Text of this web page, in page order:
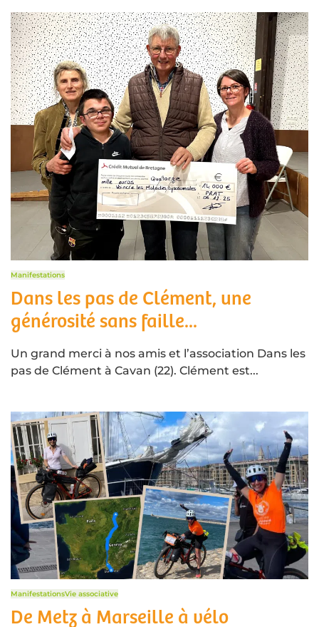
Manifestations
Dans les pas de Clément, une
générosité sans faille...
Un grand merci à nos amis et l’association Dans les
pas de Clément à Cavan (22). Clément est...
ManifestationsVie associative
De Metz à Marseille à vélo